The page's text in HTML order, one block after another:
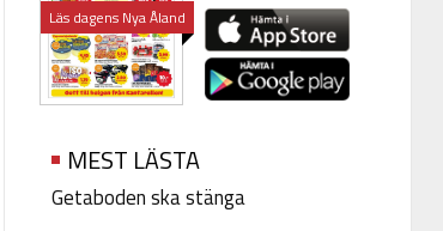
Läs dagens Nya Åland
MEST LÄSTA
Getaboden ska stänga